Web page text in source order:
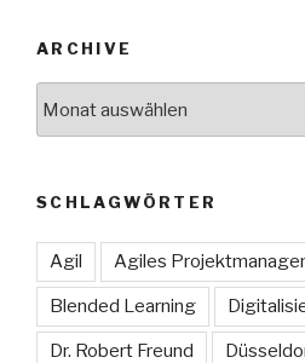
ARCHIVE
SCHLAGWÖRTER
Agil Agiles
Blended Learning
Dr. Robert Freund